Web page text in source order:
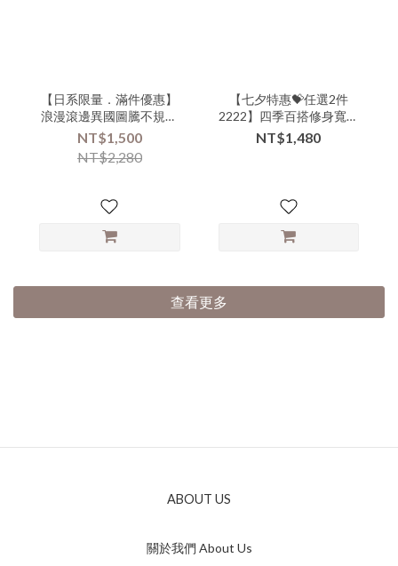
【日系限量．滿件優惠】
浪漫滾邊異國圖騰不規則
迷你小披肩-xxx-000152▶
NT$1,500
NT$2,280
【七夕特惠💝任選2件
2222】四季百搭修身寬鬆
蕾絲花雕二用背心小罩衫-
nnn-000142▶
NT$1,480
查看更多
ABOUT US
關於我們 About Us